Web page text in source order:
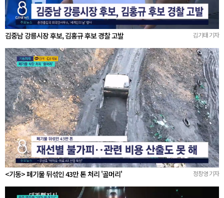
김중남 강릉시장 후보, 김홍규 후보 경찰 고발 김기태 기자
<기동> 폐기물 뒤섞인 43만 톤 처리 '골머리' 정창영 기자